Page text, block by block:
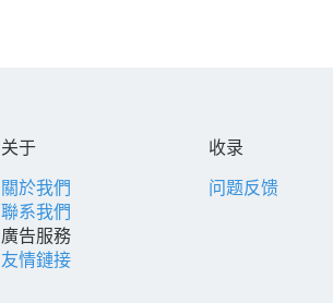
关于
關於我們
聯系我們
廣告服務
友情鏈接
收录
问题反馈